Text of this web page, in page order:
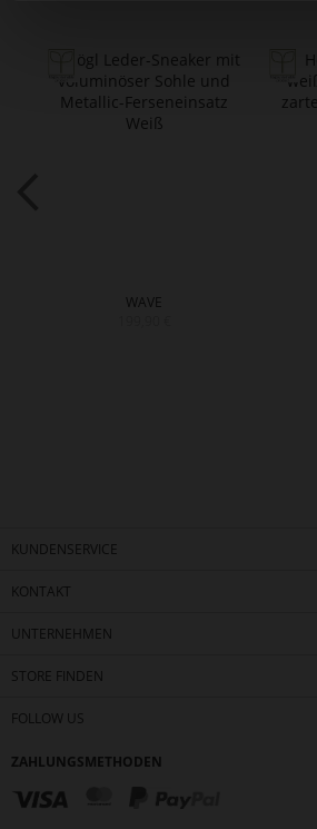
WAVE
KUNDENSERVICE
KONTAKT
UNTERNEHMEN
STORE FINDEN
FOLLOW US
ZAHLUNGSMETHODEN